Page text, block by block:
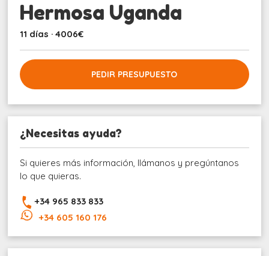
Hermosa Uganda
11 días · 4006€
PEDIR PRESUPUESTO
¿Necesitas ayuda?
Si quieres más información, llámanos y pregúntanos
lo que quieras.
+34 965 833 833
+34 605 160 176